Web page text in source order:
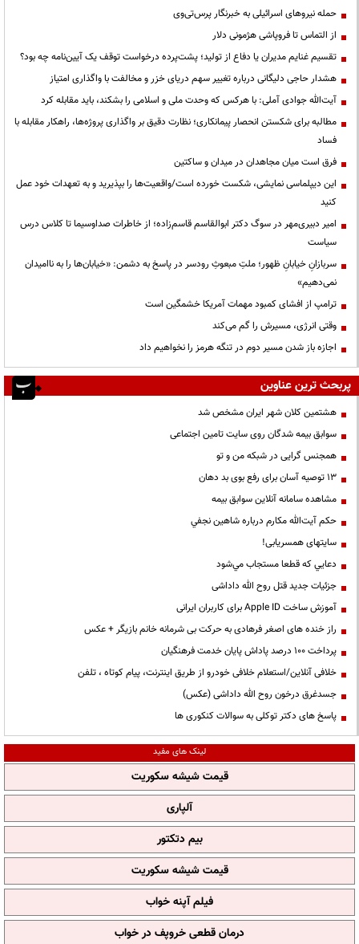
حمله نیروهای اسرائیلی به خبرنگار پرس‌تی‌وی
از التماس تا فروپاشی هژمونی دلار
تقسیم غنایم مدیران یا دفاع از تولید؛ پشت‌پرده درخواست توقف یک آیین‌نامه چه بود؟
هشدار حاجی دلیگانی درباره تغییر سهم دریای خزر و مخالفت با واگذاری امتیاز
آیت‌الله جوادی آملی: با هرکس که وحدت ملی و اسلامی را بشکند، باید مقابله کرد
مطالبه برای شکستن انحصار پیمانکاری؛ نظارت دقیق بر واگذاری پروژه‌ها، راهکار مقابله با
فساد
فرق است میان مجاهدان در میدان و ساکتین
این دیپلماسی نمایشی، شکست خورده است/واقعیت‌ها را بپذیرید و به تعهدات خود عمل
کنید
امیر دبیری‌مهر در سوگ دکتر ابوالقاسم قاسم‌زاده؛ از خاطرات صداوسیما تا کلاس درس
سیاست
سربازانِ خیابانِ ظهور؛ ملتِ مبعوثِ رودسر در پاسخ به دشمن: «خیابان‌ها را به ناامیدان
نمی‌دهیم»
ترامپ از افشای کمبود مهمات آمریکا خشمگین است
وقتی انرژی، مسیرش را گم می‌کند
اجازه باز شدن مسیر دوم در تنگه هرمز را نخواهیم داد
پربحث ترین عناوین
هشتمین کلان شهر ایران مشخص شد
سوابق بیمه شدگان روی سایت تامین اجتماعی
همجنس گرایی در شبکه من و تو
13 توصیه آسان برای رفع بوی بد دهان
مشاهده سامانه آنلاين سوابق بیمه
حكم آيت‌الله مكارم درباره شاهين نجفي
سایتهای همسریابی!
دعايي كه قطعا مستجاب مي‌شود
جزئیات جدید قتل روح الله داداشی
آموزش ساخت Apple ID برای کاربران ایرانی
راز خنده های اصغر فرهادی به حرکت بی شرمانه خانم بازیگر + عکس
پرداخت ۱۰۰ درصد پاداش پایان خدمت فرهنگیان
خلافی آنلاین/استعلام خلافی خودرو از طریق اینترنت، پیام کوتاه ، تلفن
جسدغرق درخون روح الله داداشی (عکس)
پاسخ های دکتر توکلی به سوالات کنکوری ها
لینک های مفید
قیمت شیشه سکوریت
آلپاری
بیم دتکتور
قیمت شیشه سکوریت
فیلم آپنه خواب
درمان قطعی خروپف در خواب